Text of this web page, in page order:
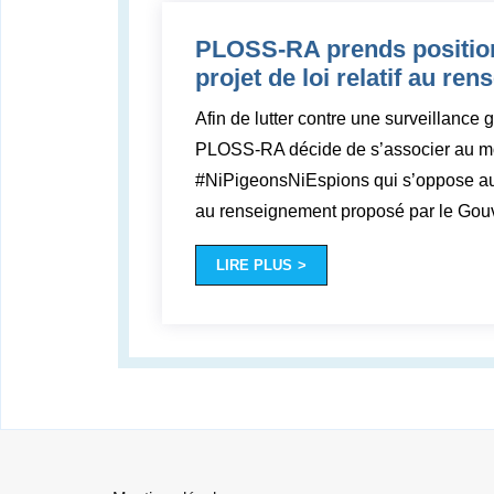
PLOSS-RA prends
projet de loi relatif au
Afin de lutter contre une surveillance
PLOSS-RA décide de s’associer au
#NiPigeonsNiEspions qui s’oppose
au renseignement proposé par le
LIRE PLUS